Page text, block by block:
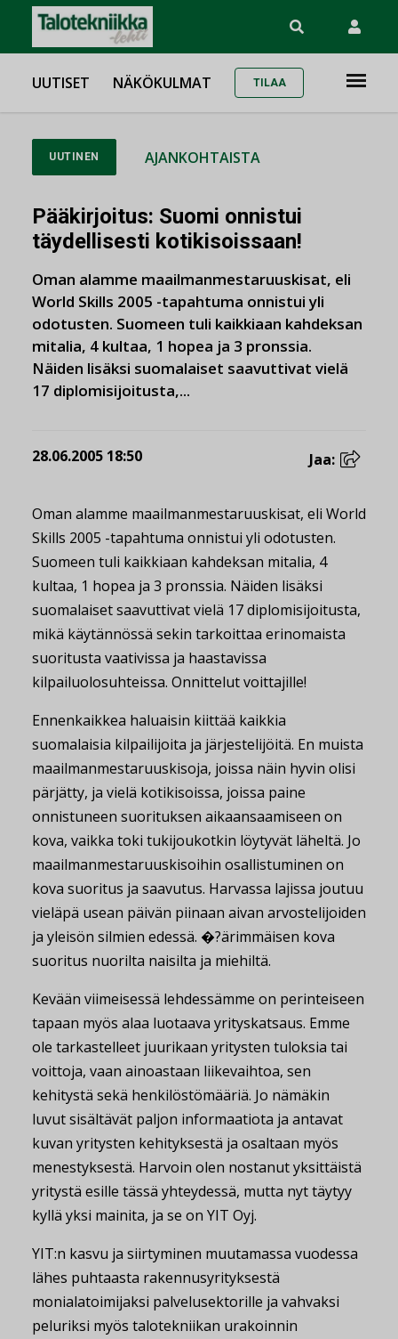
UUTISET NÄKÖKULMAT TILAA
UUTINEN AJANKOHTAISTA
Pääkirjoitus: Suomi onnistui
täydellisesti kotikisoissaan!
Oman alamme maailmanmestaruuskisat, eli
World Skills 2005 -tapahtuma onnistui yli
odotusten. Suomeen tuli kaikkiaan kahdeksan
mitalia, 4 kultaa, 1 hopea ja 3 pronssia.
Näiden lisäksi suomalaiset saavuttivat vielä
17 diplomisijoitusta,...
28.06.2005 18:50 Jaa:
Oman alamme maailmanmestaruuskisat, eli World
Skills 2005 -tapahtuma onnistui yli odotusten.
Suomeen tuli kaikkiaan kahdeksan mitalia, 4
kultaa, 1 hopea ja 3 pronssia. Näiden lisäksi
suomalaiset saavuttivat vielä 17 diplomisijoitusta,
mikä käytännössä sekin tarkoittaa erinomaista
suoritusta vaativissa ja haastavissa
kilpailuolosuhteissa. Onnittelut voittajille!
Ennenkaikkea haluaisin kiittää kaikkia
suomalaisia kilpailijoita ja järjestelijöitä. En muista
maailmanmestaruuskisoja, joissa näin hyvin olisi
pärjätty, ja vielä kotikisoissa, joissa paine
onnistuneen suorituksen aikaansaamiseen on
kova, vaikka toki tukijoukotkin löytyvät läheltä. Jo
maailmanmestaruuskisoihin osallistuminen on
kova suoritus ja saavutus. Harvassa lajissa joutuu
vieläpä usean päivän piinaan aivan arvostelijoiden
ja yleisön silmien edessä. �?ärimmäisen kova
suoritus nuorilta naisilta ja miehiltä.
Kevään viimeisessä lehdessämme on perinteiseen
tapaan myös alaa luotaava yrityskatsaus. Emme
ole tarkastelleet juurikaan yritysten tuloksia tai
voittoja, vaan ainoastaan liikevaihtoa, sen
kehitystä sekä henkilöstömääriä. Jo nämäkin
luvut sisältävät paljon informaatiota ja antavat
kuvan yritysten kehityksestä ja osaltaan myös
menestyksestä. Harvoin olen nostanut yksittäistä
yritystä esille tässä yhteydessä, mutta nyt täytyy
kyllä yksi mainita, ja se on YIT Oyj.
YIT:n kasvu ja siirtyminen muutamassa vuodessa
lähes puhtaasta rakennusyrityksestä
monialatoimijaksi palvelusektorille ja vahvaksi
peluriksi myös talotekniikan urakoinnin